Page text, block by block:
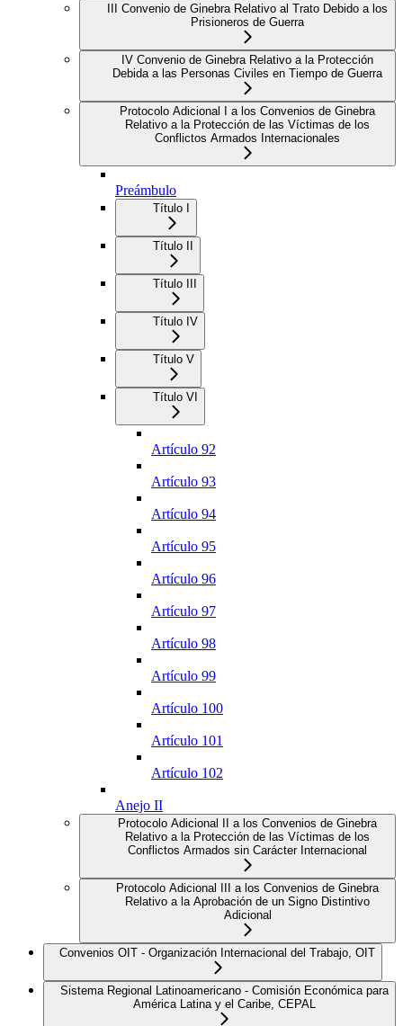
III Convenio de Ginebra Relativo al Trato Debido a los
Prisioneros de Guerra
IV Convenio de Ginebra Relativo a la Protección
Debida a las Personas Civiles en Tiempo de Guerra
Protocolo Adicional I a los Convenios de Ginebra
Relativo a la Protección de las Víctimas de los
Conflictos Armados Internacionales
Preámbulo
Título I
Título II
Título III
Título IV
Título V
Título VI
Artículo 92
Artículo 93
Artículo 94
Artículo 95
Artículo 96
Artículo 97
Artículo 98
Artículo 99
Artículo 100
Artículo 101
Artículo 102
Anejo II
Protocolo Adicional II a los Convenios de Ginebra
Relativo a la Protección de las Víctimas de los
Conflictos Armados sin Carácter Internacional
Protocolo Adicional III a los Convenios de Ginebra
Relativo a la Aprobación de un Signo Distintivo
Adicional
Convenios OIT - Organización Internacional del Trabajo, OIT
Sistema Regional Latinoamericano - Comisión Económica para
América Latina y el Caribe, CEPAL